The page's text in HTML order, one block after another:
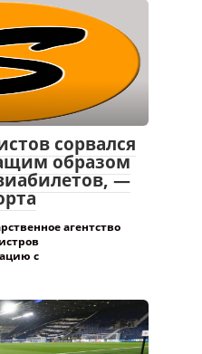
сорвался
образом
—
агентство
с